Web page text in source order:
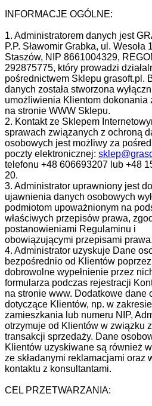
INFORMACJE OGÓLNE:
1. Administratorem danych jest
P.P. Sławomir Grabka, ul. Wesoła
Staszów, NIP 8661004329,
292875775, który prowadzi
pośrednictwem Sklepu grasoft.pl.
danych została stworzona
umożliwienia Klientom dokonania
na stronie WWW Sklepu.
2. Kontakt ze Sklepem
sprawach związanych z ochroną
osobowych jest możliwy za
poczty elektronicznej:
telefonu +48 606693207 lub +48
20.
3. Administrator uprawniony jest do
ujawnienia danych osobowych
podmiotom upoważnionym na
właściwych przepisów prawa,
postanowieniami Regulaminu i
obowiązującymi przepisami prawa.
4. Administrator uzyskuje Dane
bezpośrednio od Klientów poprzez
dobrowolne wypełnienie przez
formularza podczas rejestracji
na stronie www. Dodatkowe dane
dotyczące Klientów, np. w
zamieszkania lub numeru NIP,
otrzymuje od Klientów w związku
transakcji sprzedaży. Dane
Klientów uzyskiwane są również
ze składanymi reklamacjami oraz
kontaktu z konsultantami.
CEL PRZETWARZANIA: